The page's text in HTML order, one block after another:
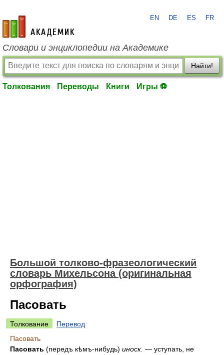
academic.ru
EN DE ES FR
Словари и энциклопедии на Академике
Найти!
Толкования Переводы Книги Игры ⚽
Большой толково-фразеологический
словарь Михельсона (оригинальная
орфография)
Пасовать
Толкование
Перевод
Пасовать
Пасовать (передъ кѣмъ-нибудь) иноск. — уступать, не